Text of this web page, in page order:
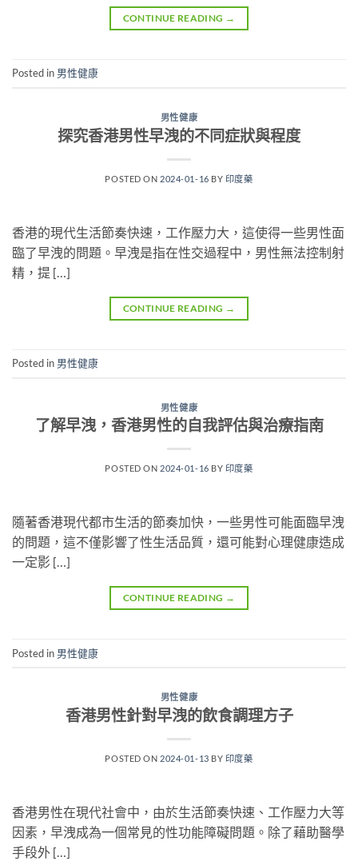
CONTINUE READING →
Posted in 男性健康
男性健康
探究香港男性早洩的不同症狀與程度
POSTED ON 2024-01-16 BY 印度藥
香港的現代生活節奏快速，工作壓力大，這使得一些男性面
臨了早洩的問題。早洩是指在性交過程中，男性無法控制射
精，提 […]
CONTINUE READING →
Posted in 男性健康
男性健康
了解早洩，香港男性的自我評估與治療指南
POSTED ON 2024-01-16 BY 印度藥
隨著香港現代都市生活的節奏加快，一些男性可能面臨早洩
的問題，這不僅影響了性生活品質，還可能對心理健康造成
一定影 […]
CONTINUE READING →
Posted in 男性健康
男性健康
香港男性針對早洩的飲食調理方子
POSTED ON 2024-01-13 BY 印度藥
香港男性在現代社會中，由於生活節奏快速、工作壓力大等
因素，早洩成為一個常見的性功能障礙問題。除了藉助醫學
手段外 […]